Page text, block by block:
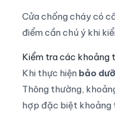
Cửa chống cháy có
điểm cần chú ý khi
Kiểm tra các khoảng
Khi thực hiện bảo
Thông thường,
hợp đặc biệt khoảng